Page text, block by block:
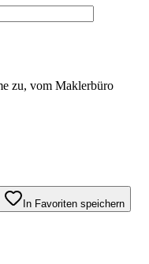
zu, vom Maklerbüro
In Favoriten speichern